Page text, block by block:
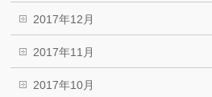
2017年12月
2017年11月
2017年10月